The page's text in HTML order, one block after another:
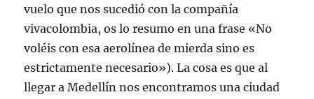
vuelo que nos sucedió con la compañía
vivacolombia, os lo resumo en una frase «No
voléis con esa aerolínea de mierda sino es
estrictamente necesario»). La cosa es que al
llegar a Medellín nos encontramos una ciudad